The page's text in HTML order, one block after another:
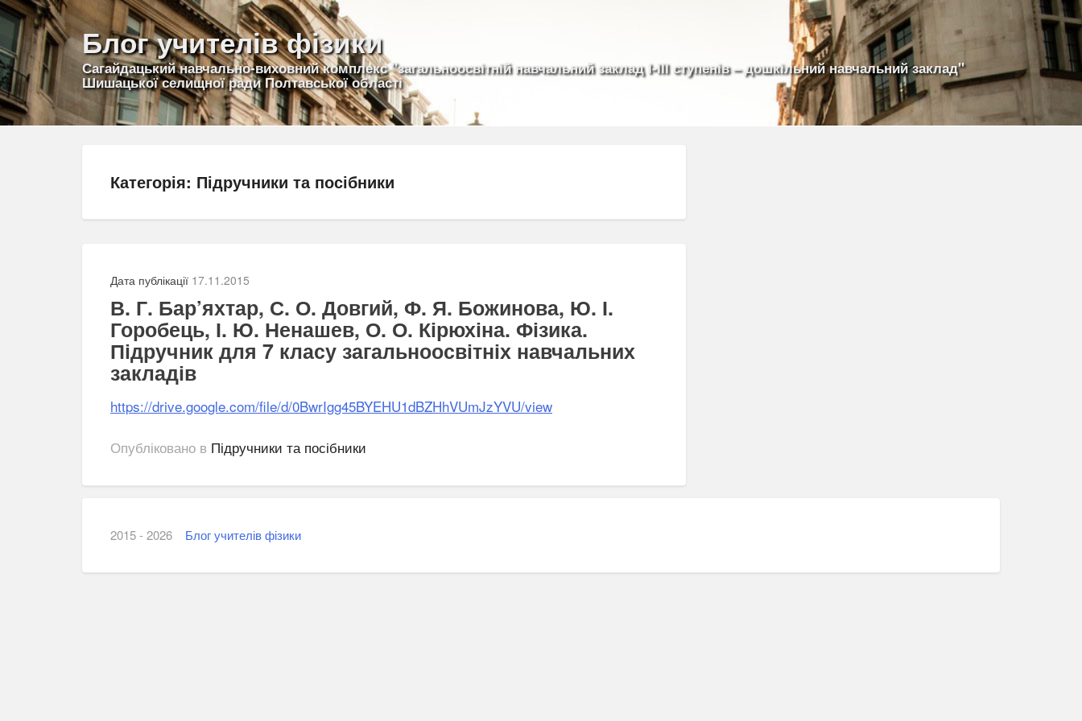
Блог учителів фізики
Сагайдацький навчально-виховний комплекс "загальноосвітній навчальний заклад І-ІІІ ступенів – дошкільний навчальний заклад"
Шишацької селищної ради Полтавської області
Категорія: Підручники та посібники
Дата публікації 17.11.2015
В. Г. Бар’яхтар, С. О. Довгий, Ф. Я. Божинова, Ю. І.
Горобець, І. Ю. Ненашев, О. О. Кірюхіна. Фізика.
Підручник для 7 класу загальноосвітніх навчальних
закладів
https://drive.google.com/file/d/0BwrIgg45BYEHU1dBZHhVUmJzYVU/view
Опубліковано в Підручники та посібники
2015 - 2026 Блог учителів фізики